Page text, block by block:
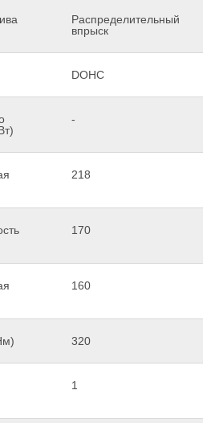
Распределительный
впрыск
DOHC
-
218
170
160
320
1